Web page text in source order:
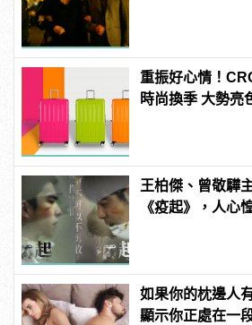
重振好心情！
時尚換季 大勢亮
王柏傑、曾敬驊
《疫起》，人心
如果你的枕邊人
顯示你正處在一